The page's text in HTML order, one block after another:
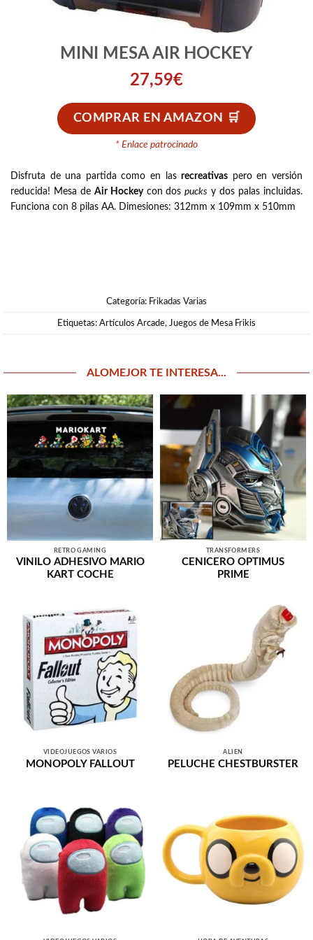
MINI MESA AIR HOCKEY
27,59€
COMPRAR EN AMAZON
* Enlace patrocinado
Disfruta de una partida como en lasrecreativas pero en versión
reducida! Mesa de Air Hockeycon dospucks y dos palas incluidas.
Funciona con 8 pilas AA. Dimesiones: 312mm x 109mm x 510mm
Categoría: Frikadas Varias
Etiquetas: Artículos Arcade, Juegos de Mesa Frikis
ALOMEJOR TE INTERESA...
RETRO GAMING
VINILO ADHESIVO MARIO
KART COCHE
TRANSFORMERS
CENICERO OPTIMUS
PRIME
VIDEOJUEGOS VARIOS
MONOPOLY FALLOUT
ALIEN
PELUCHE CHESTBURSTER